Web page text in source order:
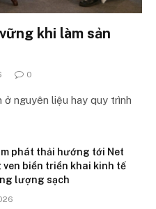
khi làm sản
0
ở nguyên liệu hay quy trình
phát thải hướng tới Net
ven biển triển khai kinh tế
lượng sạch